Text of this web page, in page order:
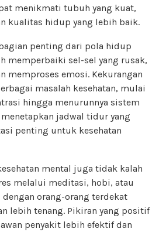
menikmati tubuh yang kuat,
kualitas hidup yang lebih baik.
penting dari pola hidup
memperbaiki sel-sel yang rusak,
memproses emosi. Kekurangan
masalah kesehatan, mulai
hingga menurunnya sistem
jadwal tidur yang
penting untuk kesehatan
mental juga tidak kalah
melalui meditasi, hobi, atau
orang-orang terdekat
lebih tenang. Pikiran yang positif
penyakit lebih efektif dan